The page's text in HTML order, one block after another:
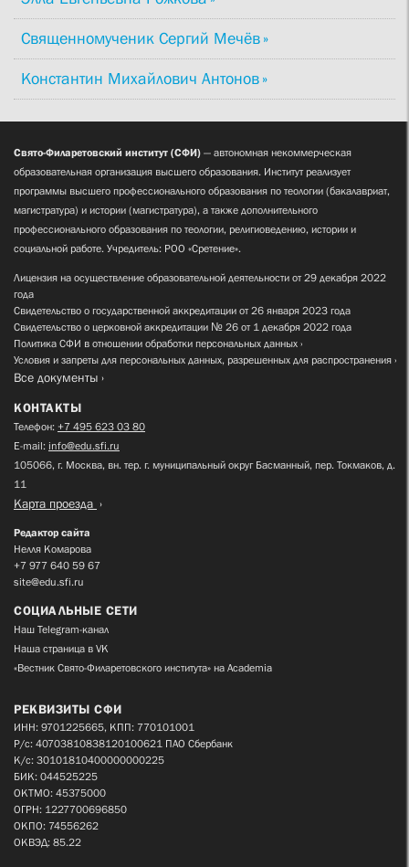
Священномученик Сергий Мечёв
Константин Михайлович Антонов
Свято-Филаретовский институт (СФИ) — автономная некоммерческая
образовательная организация высшего образования. Институт реализует
программы высшего профессионального образования по теологии (бакалавриат,
магистратура) и истории (магистратура), а также дополнительного
профессионального образования по теологии, религиоведению, истории и
социальной работе. Учредитель: РОО «Сретение».
Лицензия на осуществление образовательной деятельности от 29 декабря 2022
года
Свидетельство о государственной аккредитации от 26 января 2023 года
Свидетельство о церковной аккредитации № 26 от 1 декабря 2022 года
Политика СФИ в отношении обработки персональных данных
Условия и запреты для персональных данных, разрешенных для распространения
Все документы
КОНТАКТЫ
Телефон: +7 495 623 03 80
E-mail: info@edu.sfi.ru
105066, г. Москва, вн. тер. г. муниципальный округ Басманный, пер. Токмаков, д.
11
Карта проезда
Редактор сайта
Нелля Комарова
+7 977 640 59 67
site@edu.sfi.ru
СОЦИАЛЬНЫЕ СЕТИ
Наш Telegram-канал
Наша страница в VK
«Вестник Свято-Филаретовского института» на Academia
РЕКВИЗИТЫ СФИ
ИНН: 9701225665, КПП: 770101001
Р/с: 40703810838120100621 ПАО Сбербанк
К/с: 30101810400000000225
БИК: 044525225
ОКТМО: 45375000
ОГРН: 1227700696850
ОКПО: 74556262
ОКВЭД: 85.22